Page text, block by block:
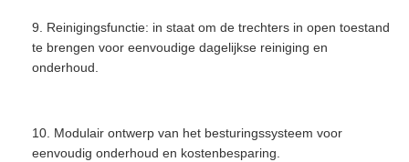
9. Reinigingsfunctie: in staat om de trechters in open toestand
te brengen voor eenvoudige dagelijkse reiniging en
onderhoud.
10. Modulair ontwerp van het besturingssysteem voor
eenvoudig onderhoud en kostenbesparing.